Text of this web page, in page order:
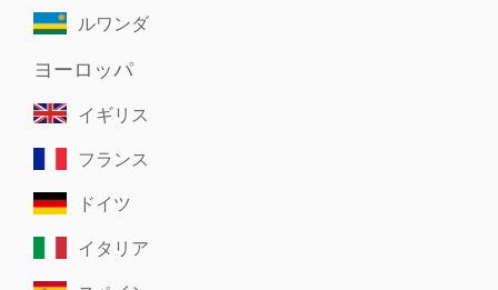
ルワンダ
ヨーロッパ
イギリス
フランス
ドイツ
イタリア